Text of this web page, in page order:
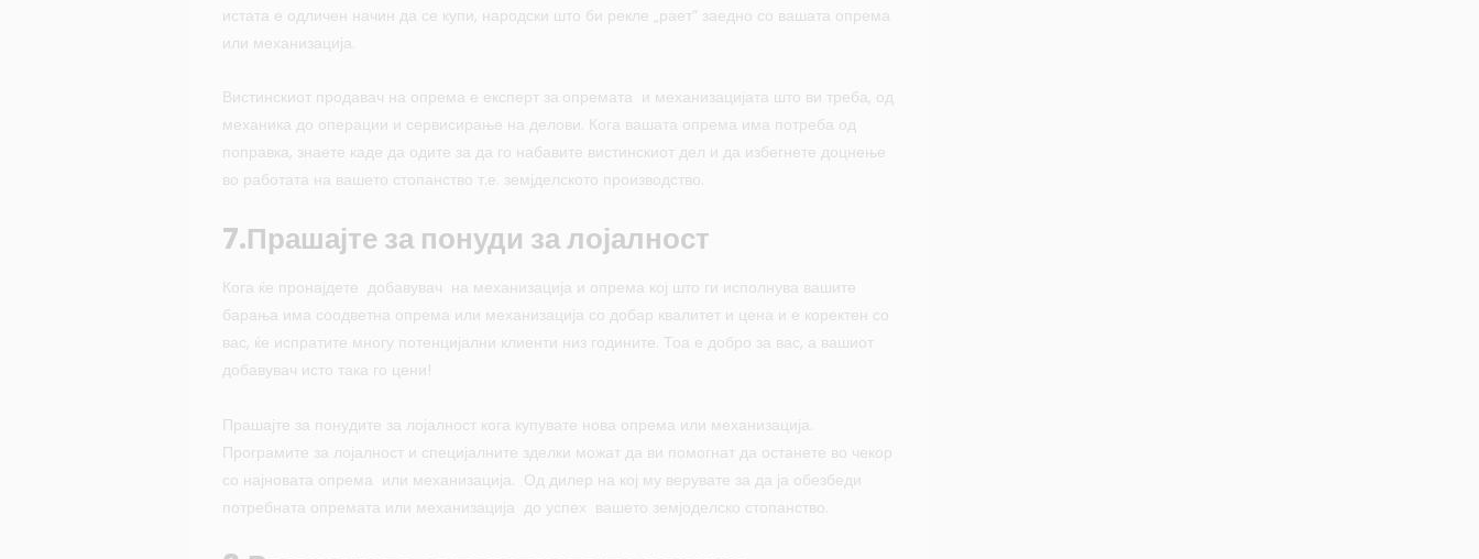
истата е одличен начин да се купи, народски што би рекле „рает“ заедно со вашата опрема
или механизација.
Вистинскиот продавач на опрема е експерт за опремата и механизацијата што ви треба, од
механика до операции и сервисирање на делови. Кога вашата опрема има потреба од
поправка, знаете каде да одите за да го набавите вистинскиот дел и да избегнете доцнење
во работата на вашето стопанство т.е. земјделското производство.
7.Прашајте за понуди за лојалност
Кога ќе пронајдете добавувач на механизација и опрема кој што ги исполнува вашите
барања има соодветна опрема или механизација со добар квалитет и цена и е коректен со
вас, ќе испратите многу потенцијални клиенти низ годините. Тоа е добро за вас, а вашиот
добавувач исто така го цени!
Прашајте за понудите за лојалност кога купувате нова опрема или механизација.
Програмите за лојалност и специјалните зделки можат да ви помогнат да останете во чекор
со најновата опрема или механизација. Од дилер на кој му верувате за да ја обезбеди
потребната опремата или механизација до успех вашето земјоделско стопанство.